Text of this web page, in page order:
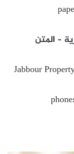
– المتن
Jabbour